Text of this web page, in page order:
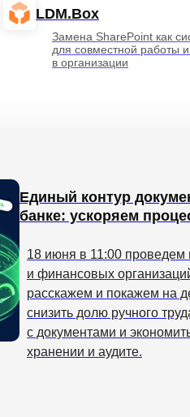
LDM.Box
Замена SharePoint как
для совместной работы
в организации
Единый контур
банке: ускоряем
18 июня в 11:00 проведем
и финансовых
расскажем и покажем на
снизить долю ручного
с документами и
хранении и аудите.